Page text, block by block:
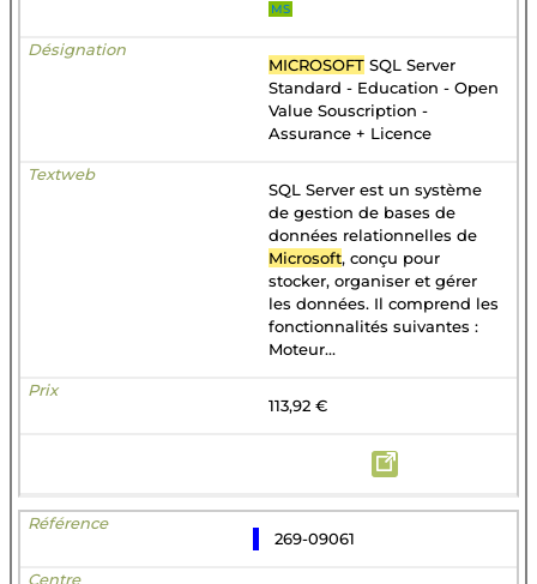
MS
MICROSOFT SQL Server
Standard - Education - Open
Value Souscription -
Assurance + Licence
SQL Server est un système
de gestion de bases de
données relationnelles de
Microsoft, conçu pour
stocker, organiser et gérer
les données. Il comprend les
fonctionnalités suivantes :
Moteur...
113,92 €
269-09061